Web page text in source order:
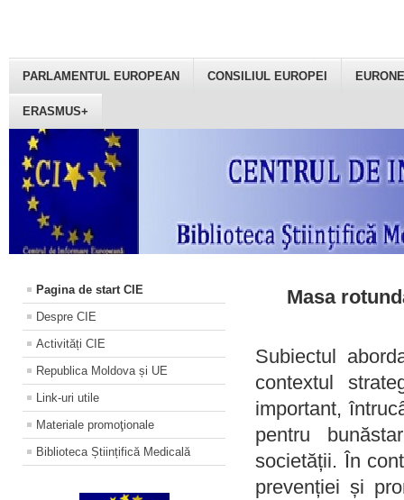
PARLAMENTUL EUROPEAN CONSILIUL EUROPEI
ERASMUS+
Pagina de start CIE
Despre CIE
Activități CIE
Republica Moldova și UE
Link-uri utile
Materiale promoţionale
Biblioteca Științifică Medicală
Masa
Subiectul
contextul
important,
pentru
societății. În
prevenției și